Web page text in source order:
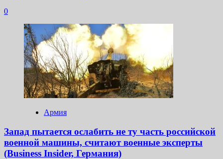
0
Армия
Запад пытается ослабить не ту часть российской
военной машины, считают военные эксперты
(Business Insider, Германия)